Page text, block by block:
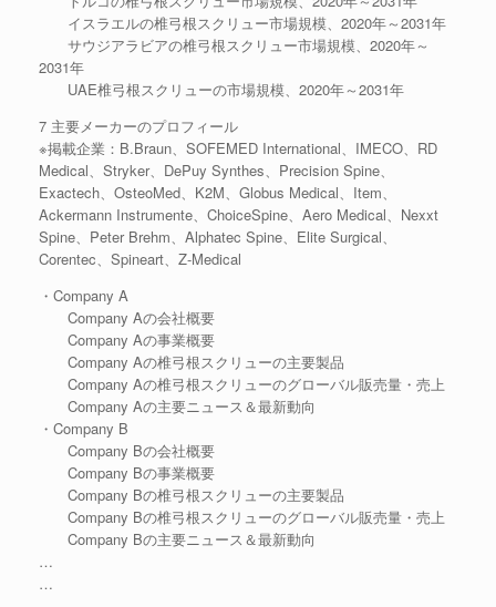
イスラエルの椎弓根スクリュー市場規模、2020年～2031年
サウジアラビアの椎弓根スクリュー市場規模、2020年～
2031年
UAE椎弓根スクリューの市場規模、2020年～2031年
7 主要メーカーのプロフィール
※掲載企業：B.Braun、SOFEMED International、IMECO、RD
Medical、Stryker、DePuy Synthes、Precision Spine、
Exactech、OsteoMed、K2M、Globus Medical、Item、
Ackermann Instrumente、ChoiceSpine、Aero Medical、Nexxt
Spine、Peter Brehm、Alphatec Spine、Elite Surgical、
Corentec、Spineart、Z-Medical
・Company A
Company Aの会社概要
Company Aの事業概要
Company Aの椎弓根スクリューの主要製品
Company Aの椎弓根スクリューのグローバル販売量・売上
Company Aの主要ニュース＆最新動向
・Company B
Company Bの会社概要
Company Bの事業概要
Company Bの椎弓根スクリューの主要製品
Company Bの椎弓根スクリューのグローバル販売量・売上
Company Bの主要ニュース＆最新動向
…
…